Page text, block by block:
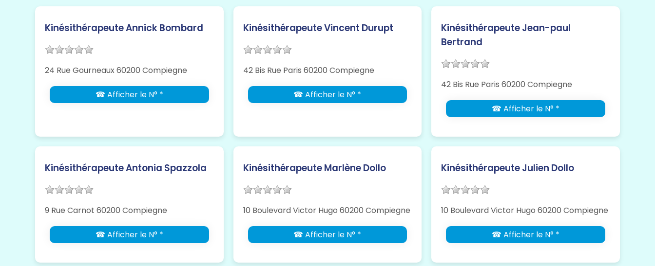
Kinésithérapeute Annick Bombard
24 Rue Gourneaux 60200 Compiegne
☎ Afficher le N° *
Kinésithérapeute Vincent Durupt
42 Bis Rue Paris 60200 Compiegne
☎ Afficher le N° *
Kinésithérapeute Jean-paul
Bertrand
42 Bis Rue Paris 60200 Compiegne
☎ Afficher le N° *
Kinésithérapeute Antonia Spazzola
9 Rue Carnot 60200 Compiegne
☎ Afficher le N° *
Kinésithérapeute Marlène Dollo
10 Boulevard Victor Hugo 60200 Compiegne
☎ Afficher le N° *
Kinésithérapeute Julien Dollo
10 Boulevard Victor Hugo 60200 Compiegne
☎ Afficher le N° *